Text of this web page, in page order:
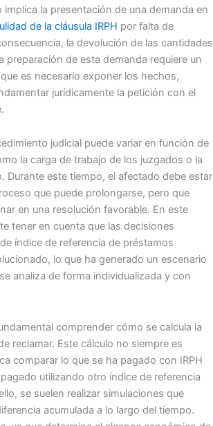
implica la presentación de una demanda en
de la cláusula IRPH por falta de
la devolución de las cantidades
preparación de esta demanda requiere un
es necesario exponer los hechos,
jurídicamente la petición con el
judicial puede variar en función de
la carga de trabajo de los juzgados o la
Durante este tiempo, el afectado debe estar
que puede prolongarse, pero que
en una resolución favorable. En este
tener en cuenta que las decisiones
índice de referencia de préstamos
lo que ha generado un escenario
analiza de forma individualizada y con
comprender cómo se calcula la
reclamar. Este cálculo no siempre es
comparar lo que se ha pagado con IRPH
utilizando otro índice de referencia
se suelen realizar simulaciones que
acumulada a lo largo del tiempo.